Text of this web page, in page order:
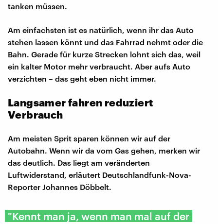
tanken müssen.
Am einfachsten ist es natürlich, wenn ihr das Auto
stehen lassen könnt und das Fahrrad nehmt oder die
Bahn. Gerade für kurze Strecken lohnt sich das, weil
ein kalter Motor mehr verbraucht. Aber aufs Auto
verzichten – das geht eben nicht immer.
Langsamer fahren reduziert
Verbrauch
Am meisten Sprit sparen können wir auf der
Autobahn. Wenn wir da vom Gas gehen, merken wir
das deutlich. Das liegt am veränderten
Luftwiderstand, erläutert Deutschlandfunk-Nova-
Reporter Johannes Döbbelt.
"Kennt man ja, wenn man mal auf der